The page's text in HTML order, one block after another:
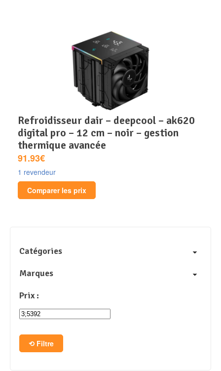
refroidisseur dair – deepcool – ak620
digital pro – 12 cm – noir – gestion
thermique avancée
91.93€
1 revendeur
Comparer les prix
Catégories
Marques
Prix :
Filtre